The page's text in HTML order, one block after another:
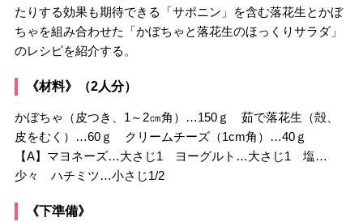
たりする効果も期待できる「サポニン」を含む落花生とかぼ
ちゃを組み合わせた「かぼちゃと落花生のほっくりサラダ」
のレシピを紹介する。
《材料》（2人分）
かぼちゃ（皮つき、1～2㎝角）…150ｇ 茹で落花生（殻、
皮をむく）…60ｇ クリームチーズ（1cm角）…40ｇ
【A】マヨネーズ…大さじ1 ヨーグルト…大さじ1 塩…
少々 ハチミツ…小さじ1/2
《下準備》